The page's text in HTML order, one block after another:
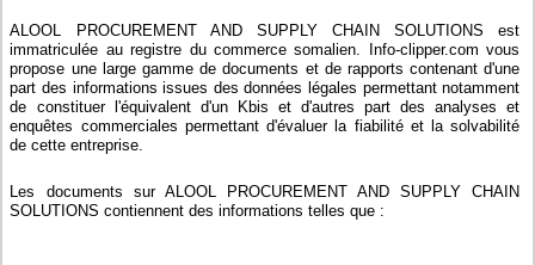
ALOOL PROCUREMENT AND SUPPLY CHAIN SOLUTIONS est
immatriculée au registre du commerce somalien. Info-clipper.com vous
propose une large gamme de documents et de rapports contenant d'une
part des informations issues des données légales permettant notamment
de constituer l'équivalent d'un Kbis et d'autres part des analyses et
enquêtes commerciales permettant d'évaluer la fiabilité et la solvabilité
de cette entreprise.
Les documents sur ALOOL PROCUREMENT AND SUPPLY CHAIN
SOLUTIONS contiennent des informations telles que :